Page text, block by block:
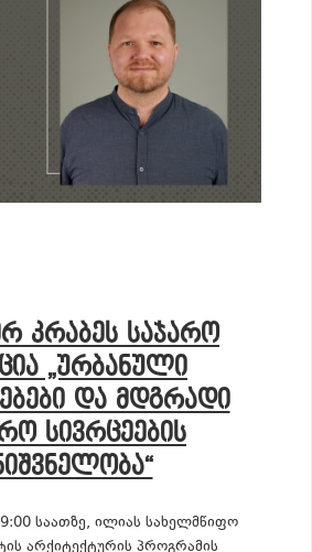
ᲙᲠᲐᲑᲔᲡ ᲡᲐᲯᲐᲠᲝ
„ᲣᲠᲑᲐᲜᲣᲚᲘ
ᲓᲐ ᲛᲓᲒᲠᲐᲓᲘ
ᲡᲘᲕᲠᲪᲔᲔᲑᲘᲡ
საათზე, ილიას სახელმწიფო
არქიტექტურის პროგრამის